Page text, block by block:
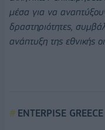
μέσα για να
δραστηριότητες,
ανάπτυξη της εθνικής
ENTERPISE GREECE